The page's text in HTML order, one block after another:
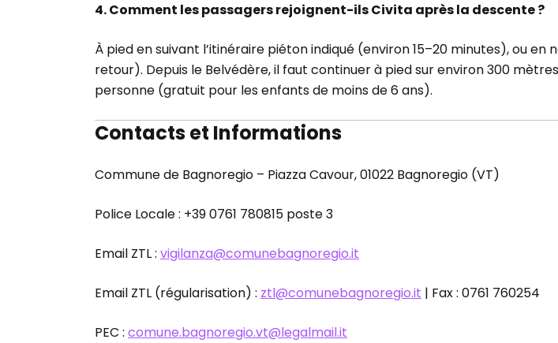
4. Comment les passagers rejoignent-ils Civita après la descente ?
À pied en suivant l’itinéraire piéton indiqué (environ 15–20 minutes), ou
retour). Depuis le Belvédère, il faut continuer à pied sur environ 300
personne (gratuit pour les enfants de moins de 6 ans).
Contacts et Informations
Commune de Bagnoregio – Piazza Cavour, 01022 Bagnoregio (VT)
Police Locale : +39 0761 780815 poste 3
Email ZTL : vigilanza@comunebagnoregio.it
Email ZTL (régularisation) : ztl@comunebagnoregio.it | Fax : 0761 760254
PEC : comune.bagnoregio.vt@legalmail.it